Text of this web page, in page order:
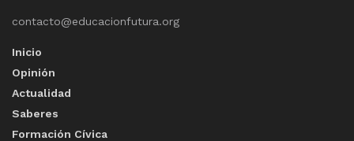
contacto@educacionfutura.org
Inicio
Opinión
Actualidad
Saberes
Formación Cívica